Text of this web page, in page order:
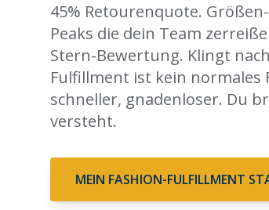
45% Retourenquote.
Peaks die dein Team
Stern-Bewertung. Klingt
Fulfillment ist kein normales
schneller, gnadenloser. Du
versteht.
MEIN FASHION-FULFILLMENT